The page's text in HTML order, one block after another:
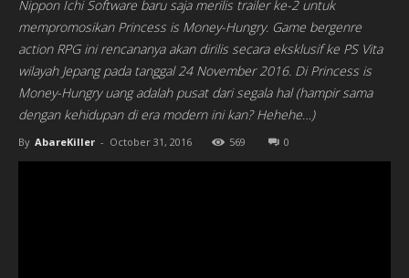
Nippon Ichi Software baru saja merilis trailer ke-2 untuk
mempromosikan Princess is Money-Hungry. Game bergenre
action RPG ini rencananya akan dirilis secara eksklusif ke PS Vita
wilayah Jepang pada tanggal 24 November 2016. Di Princess is
Money-Hungry uang adalah pusat dari segala hal (hampir sama
dengan kehidupan di era modern ini kan? Hehehe…)
By AbareKiller - October 31, 2016 569 0